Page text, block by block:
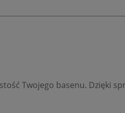
Twojego basenu. Dzięki